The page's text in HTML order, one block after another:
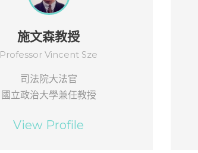
施文森教授
Professor Vincent Sze
司法院大法官
國立政治大學兼任教授
View Profile